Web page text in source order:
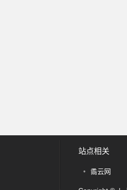
站点相关
• 矞云网